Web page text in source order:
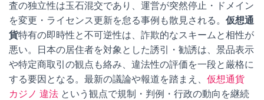
査の独立性は玉石混交であり、運営が突然停止・ドメイン
を変更・ライセンス更新を怠る事例も散見される。 仮想通
貨特有の即時性と不可逆性は、詐欺的なスキームと相性が
悪い。日本の居住者を対象とした誘引・勧誘は、景品表示
や特定商取引の観点も絡み、違法性の評価を一段と厳格に
する要因となる。最新の議論や報道を踏まえ、 仮想通貨
カジノ 違法 という観点で規制・判例・行政の動向を継続